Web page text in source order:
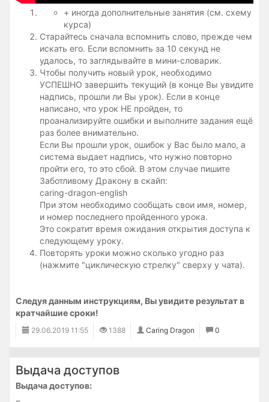
+ иногда дополнительные занятия (см. схему
курса)
Старайтесь сначала вспомнить слово, прежде чем
искать его. Если вспомнить за 10 секунд не
удалось, то заглядывайте в мини-словарик.
Чтобы получить новый урок, необходимо
УСПЕШНО завершить текущий (в конце Вы увидите
надпись, прошли ли Вы урок). Если в конце
написано, что урок НЕ пройден, то
проанализируйте ошибки и выполните задания ещё
раз более внимательно.
Если Вы прошли урок, ошибок у Вас было мало, а
система выдает надпись, что нужно повторно
пройти его, то это сбой. В этом случае пишите
Заботливому Дракону в скайп:
caring-dragon-english
При этом необходимо сообщать свои имя, номер,
и номер последнего пройденного урока.
Это сократит время ожидания открытия доступа к
следующему уроку.
Повторять уроки можно сколько угодно раз
(нажмите "циклическую стрелку" сверху у чата).
Следуя данным инструкциям, Вы увидите результат в
кратчайшие сроки!
29.06.2019 11:55 1388 Caring Dragon 0
​Выдача доступов
Выдача доступов: